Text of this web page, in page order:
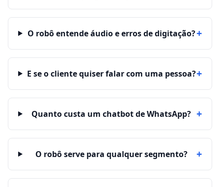
O robô entende áudio e erros de digitação?+
E se o cliente quiser falar com uma pessoa?+
Quanto custa um chatbot de WhatsApp? +
O robô serve para qualquer segmento? +